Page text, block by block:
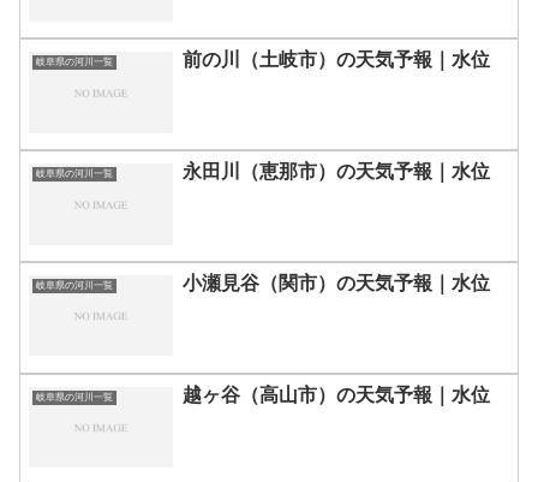
岐阜県の河川一覧 前の川（土岐市）の天気予報｜水位
岐阜県の河川一覧 永田川（恵那市）の天気予報｜水位
岐阜県の河川一覧 小瀬見谷（関市）の天気予報｜水位
岐阜県の河川一覧 越ヶ谷（高山市）の天気予報｜水位